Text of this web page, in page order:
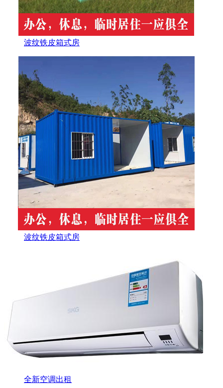
波纹铁皮箱式房
波纹铁皮箱式房
全新空调出租